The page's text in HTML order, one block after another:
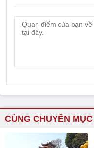
CÙNG CHUYÊN MỤC